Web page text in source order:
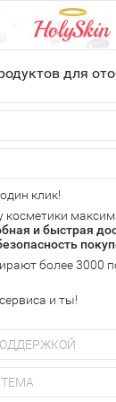
для
по всем
выдачи
доставка
возможность
доставки и
свой заказ
(
(Альфа-банк,
клик!
косметики
и быстрая
более 3000
и ты!
на все Ваши
по